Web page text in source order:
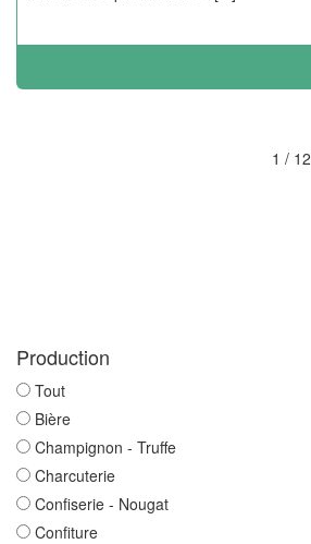
1 / 12
Production
Tout
Bière
Champignon - Truffe
Charcuterie
Confiserie - Nougat
Confiture